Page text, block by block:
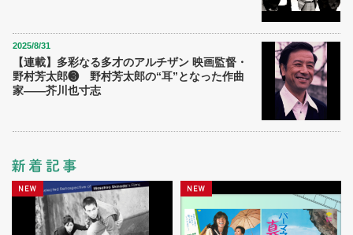
2025/8/31
【連載】多彩なる多才のアルチザン 映画監督・
野村芳太郎❸ 野村芳太郎の“耳”となった作曲
家――芥川也寸志